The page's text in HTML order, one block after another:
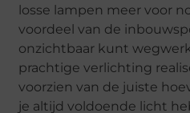
losse lampen meer voor
voordeel van de
onzichtbaar kunt
prachtige verlichting
voorzien van de juiste
je altijd voldoende licht